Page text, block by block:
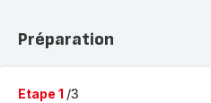
Préparation
Etape 1 /3